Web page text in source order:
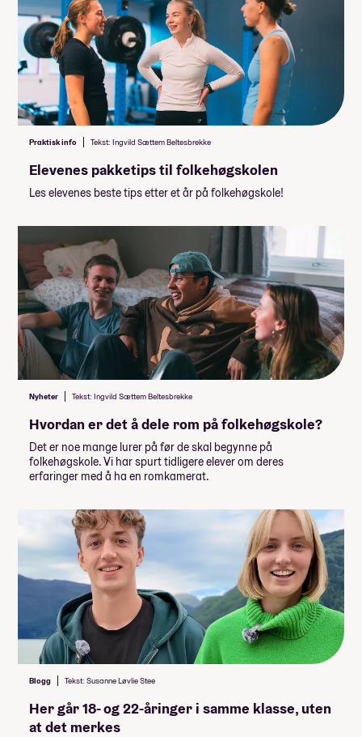
Praktisk info Tekst: Ingvild Sættem Beltesbrekke
Elevenes pakketips til folkehøgskolen
Les elevenes beste tips etter et år på folkehøgskole!
Nyheter Tekst: Ingvild Sættem Beltesbrekke
Hvordan er det å dele rom på folkehøgskole?
Det er noe mange lurer på før de skal begynne på
folkehøgskole. Vi har spurt tidligere elever om deres
erfaringer med å ha en romkamerat.
Blogg Tekst: Susanne Løvlie Stee
Her går 18- og 22-åringer i samme klasse, uten
at det merkes